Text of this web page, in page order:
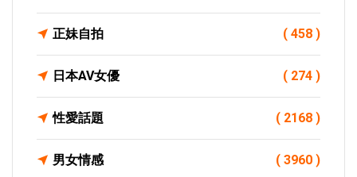
正妹自拍 ( 458 )
日本AV女優 ( 274 )
性愛話題 ( 2168 )
男女情感 ( 3960 )